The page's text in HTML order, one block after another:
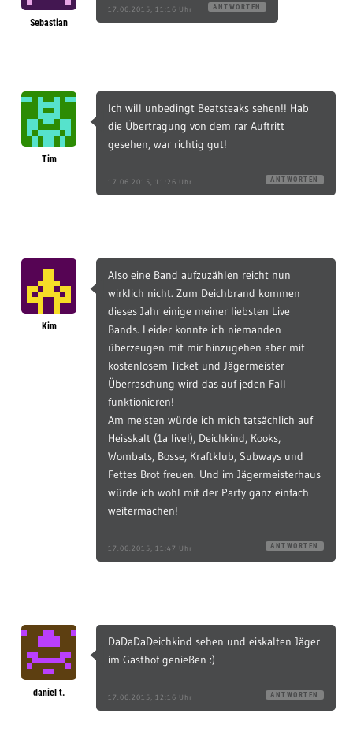
Sebastian
17.06.2015, 11:16 Uhr ANTWORTEN
Tim
Ich will unbedingt Beatsteaks sehen!! Hab
die Übertragung von dem rar Auftritt
gesehen, war richtig gut!
17.06.2015, 11:26 Uhr ANTWORTEN
Kim
Also eine Band aufzuzählen reicht nun
wirklich nicht. Zum Deichbrand kommen
dieses Jahr einige meiner liebsten Live
Bands. Leider konnte ich niemanden
überzeugen mit mir hinzugehen aber mit
kostenlosem Ticket und Jägermeister
Überraschung wird das auf jeden Fall
funktionieren!
Am meisten würde ich mich tatsächlich auf
Heisskalt (1a live!), Deichkind, Kooks,
Wombats, Bosse, Kraftklub, Subways und
Fettes Brot freuen. Und im Jägermeisterhaus
würde ich wohl mit der Party ganz einfach
weitermachen!
17.06.2015, 11:47 Uhr ANTWORTEN
daniel t.
DaDaDaDeichkind sehen und eiskalten Jäger
im Gasthof genießen :)
17.06.2015, 12:16 Uhr ANTWORTEN